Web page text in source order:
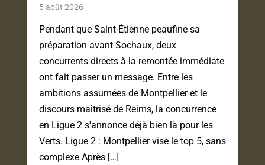
5 août 2026
Pendant que Saint-Étienne peaufine sa
préparation avant Sochaux, deux
concurrents directs à la remontée immédiate
ont fait passer un message. Entre les
ambitions assumées de Montpellier et le
discours maîtrisé de Reims, la concurrence
en Ligue 2 s'annonce déjà bien là pour les
Verts. Ligue 2 : Montpellier vise le top 5, sans
complexe Après […]